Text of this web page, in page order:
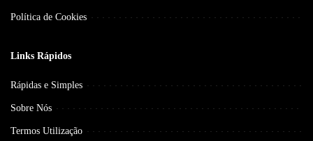
Política de Cookies
Links Rápidos
Rápidas e Simples
Sobre Nós
Termos Utilização